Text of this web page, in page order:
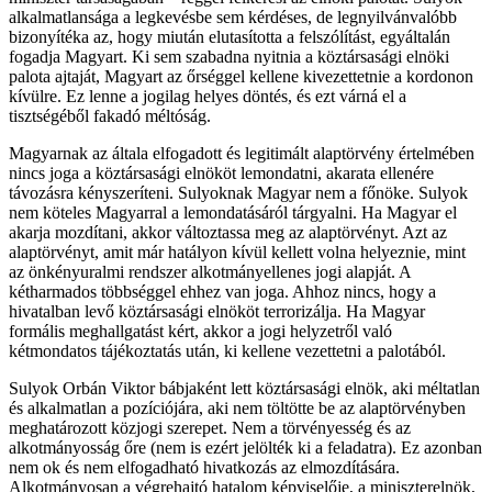
alkalmatlansága a legkevésbe sem kérdéses, de legnyilvánvalóbb
bizonyítéka az, hogy miután elutasította a felszólítást, egyáltalán
fogadja Magyart. Ki sem szabadna nyitnia a köztársasági elnöki
palota ajtaját, Magyart az őrséggel kellene kivezettetnie a kordonon
kívülre. Ez lenne a jogilag helyes döntés, és ezt várná el a
tisztségéből fakadó méltóság.
Magyarnak az általa elfogadott és legitimált alaptörvény értelmében
nincs joga a köztársasági elnököt lemondatni, akarata ellenére
távozásra kényszeríteni. Sulyoknak Magyar nem a főnöke. Sulyok
nem köteles Magyarral a lemondatásáról tárgyalni. Ha Magyar el
akarja mozdítani, akkor változtassa meg az alaptörvényt. Azt az
alaptörvényt, amit már hatályon kívül kellett volna helyeznie, mint
az önkényuralmi rendszer alkotmányellenes jogi alapját. A
kétharmados többséggel ehhez van joga. Ahhoz nincs, hogy a
hivatalban levő köztársasági elnököt terrorizálja. Ha Magyar
formális meghallgatást kért, akkor a jogi helyzetről való
kétmondatos tájékoztatás után, ki kellene vezettetni a palotából.
Sulyok Orbán Viktor bábjaként lett köztársasági elnök, aki méltatlan
és alkalmatlan a pozíciójára, aki nem töltötte be az alaptörvényben
meghatározott közjogi szerepet. Nem a törvényesség és az
alkotmányosság őre (nem is ezért jelölték ki a feladatra). Ez azonban
nem ok és nem elfogadható hivatkozás az elmozdítására.
Alkotmányosan a végrehajtó hatalom képviselője, a miniszterelnök,